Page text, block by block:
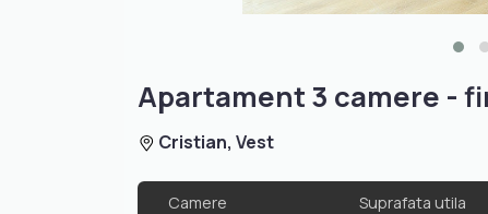
Apartament 3 camere -
Cristian, Vest
Camere Suprafata utila